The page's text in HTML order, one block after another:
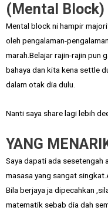
(Mental Block)
Mental block ni hampir
oleh pengalaman-
marah.Belajar rajin-rajin pun
bahaya dan kita kena settle
dalam otak dia dulu.
Nanti saya share lagi lebih
YANG
Saya dapati ada sesetengah
masasa yang sangat
Bila berjaya ja dipecahkan
matematik sebab dia dah